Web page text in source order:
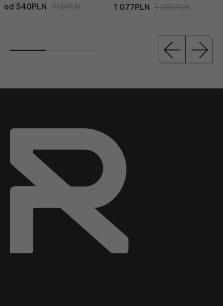
od 540PLN 719PLN
1 077PLN 1 266PLN